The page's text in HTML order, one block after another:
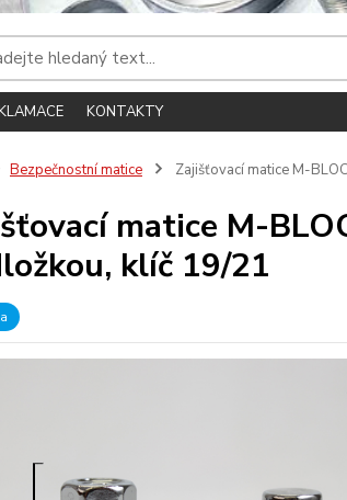
KONTAKTY
Bezpečnostní matice Zajišťovací matice M-
matice M-
klíč 19/21